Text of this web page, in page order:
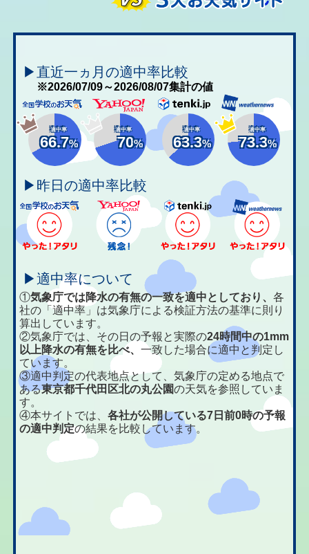
▶直近一ヵ月の適中率比較
※2026/07/09～2026/08/07集計の値
適中率
66.7%
適中率
70%
適中率
63.3%
適中率
73.3%
▶昨日の適中率比較
▶適中率について
①気象庁では降水の有無の一致を適中としており、各
社の「適中率」は気象庁による検証方法の基準に則り
算出しています。
②気象庁では、その日の予報と実際の24時間中の1mm
以上降水の有無を比べ、一致した場合に適中と判定し
ています。
③適中判定の代表地点として、気象庁の定める地点で
ある東京都千代田区北の丸公園の天気を参照していま
す。
④本サイトでは、各社が公開している7日前0時の予報
の適中判定の結果を比較しています。